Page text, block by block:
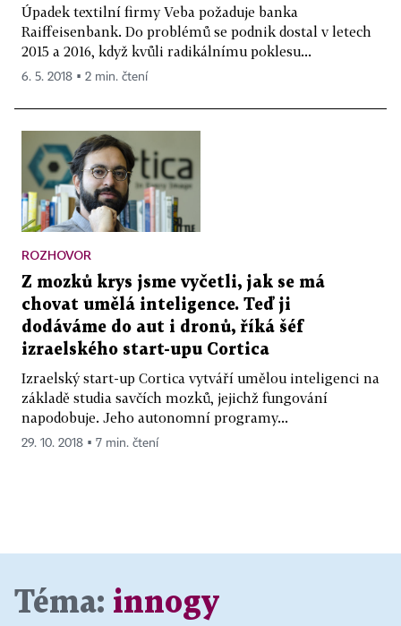
Úpadek textilní firmy Veba požaduje banka
Raiffeisenbank. Do problémů se podnik dostal v letech
2015 a 2016, když kvůli radikálnímu poklesu...
6. 5. 2018 ▪ 2 min. čtení
ROZHOVOR
Z mozků krys jsme vyčetli, jak se má
chovat umělá inteligence. Teď ji
dodáváme do aut i dronů, říká šéf
izraelského start-upu Cortica
Izraelský start-up Cortica vytváří umělou inteligenci na
základě studia savčích mozků, jejichž fungování
napodobuje. Jeho autonomní programy...
29. 10. 2018 ▪ 7 min. čtení
Téma: innogy